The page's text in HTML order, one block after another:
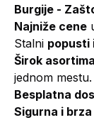
Burgije -
Najniže cene
Stalni popusti
Širok
jednom mestu.
Besplatna
Sigurna i